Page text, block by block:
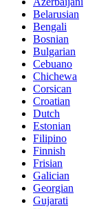
Belarusian
Bengali
Bosnian
Bulgarian
Cebuano
Chichewa
Corsican
Croatian
Dutch
Estonian
Filipino
Finnish
Frisian
Galician
Georgian
Gujarati